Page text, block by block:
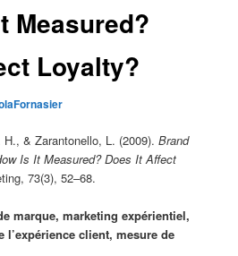
Measured?
Loyalty?
& Zarantonello, L. (2009).Brand
Is It Measured? Does It Affect
73(3), 52–68.
marque, marketing expérientiel,
client, mesure de